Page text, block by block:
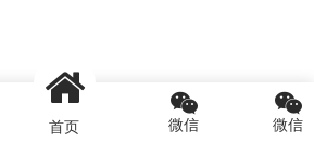
首页 微信 微信